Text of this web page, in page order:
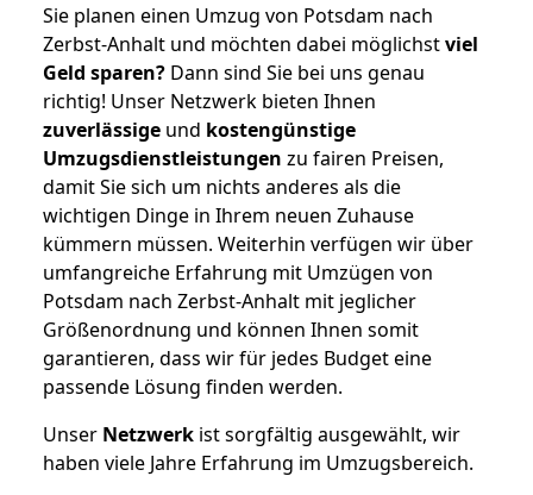
Sie planen einen Umzug von Potsdam nach
Zerbst-Anhalt und möchten dabei möglichstviel
Geld sparen? Dann sind Sie bei uns genau
richtig! Unser Netzwerk bieten Ihnen
zuverlässige und kostengünstige
Umzugsdienstleistungen zu fairen Preisen,
damit Sie sich um nichts anderes als die
wichtigen Dinge in Ihrem neuen Zuhause
kümmern müssen. Weiterhin verfügen wir über
umfangreiche Erfahrung mit Umzügen von
Potsdam nach Zerbst-Anhalt mit jeglicher
Größenordnung und können Ihnen somit
garantieren, dass wir für jedes Budget eine
passende Lösung finden werden.
Unser Netzwerk ist sorgfältig ausgewählt, wir
haben viele Jahre Erfahrung im Umzugsbereich.